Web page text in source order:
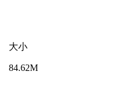
大小
84.62M